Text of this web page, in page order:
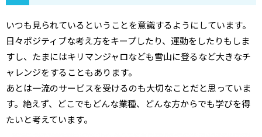
いつも見られているということを意識するようにしています。
日々ポジティブな考え方をキープしたり、運動をしたりもしま
すし、たまにはキリマンジャロなども雪山に登るなど大きなチ
ャレンジをすることもあります。
あとは一流のサービスを受けるのも大切なことだと思っていま
す。絶えず、どこでもどんな業種、どんな方からでも学びを得
たいと考えています。